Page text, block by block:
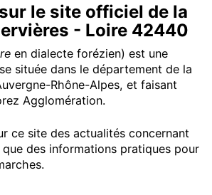
le site officiel de la
- Loire 42440
en dialecte forézien) est une
située dans le département de la
Rhône-Alpes, et faisant
Agglomération.
ce site des actualités concernant
que des informations pratiques pour